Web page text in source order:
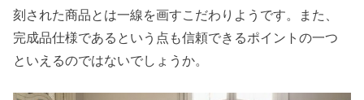
刻された商品とは一線を画すこだわりようです。また、
完成品仕様であるという点も信頼できるポイントの一つ
といえるのではないでしょうか。